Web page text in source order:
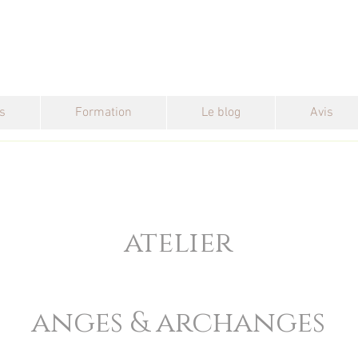
Formation Le blog Avis
atelier
anges & archanges